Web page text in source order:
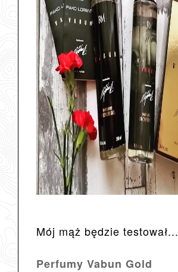
Mój mąż będzie testował...
Perfumy Vabun Gold